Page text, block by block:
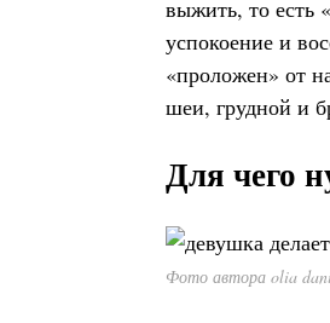
выжить, то есть
успокоение и
«проложен» от
шеи, грудной и
Для чего
Фото автора olia